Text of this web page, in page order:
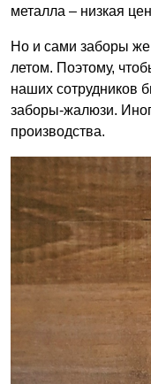
металла – низкая
Но и сами заборы
летом. Поэтому,
наших сотрудников
заборы-жалюзи.
производства.